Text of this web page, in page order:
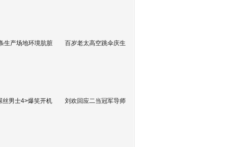
生产场地环境肮脏 百岁老太高空跳伞庆生
丝男士4>爆笑开机 刘欢回应二当冠军导师